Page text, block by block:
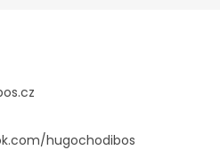
hugochodibos